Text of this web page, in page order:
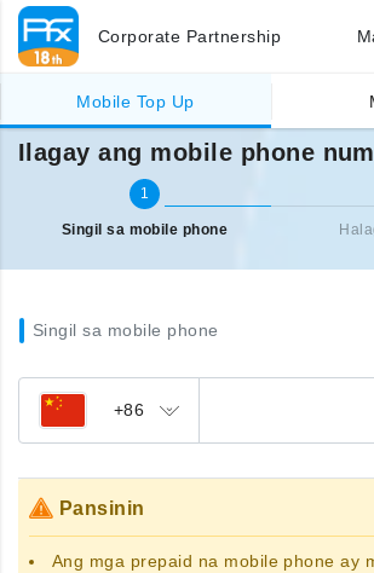
Corporate Partnership
Mobile Top Up
Singil sa ibang bansa (mobile) Ilagay ang
Ilagay ang mobile phone
1
Singil sa mobile phone
Singil sa mobile phone
+86
Pansinin
Ang mga prepaid na mobile phoneay